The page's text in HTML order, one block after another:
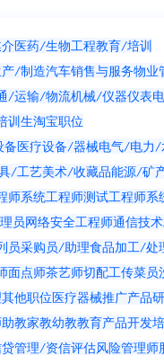
医药/生物工程教育/培训
/制造汽车销售与服务物业
/运输/物流机械/仪器仪表
训生淘宝职位
备医疗设备/器械电气/电力/
/工艺美术/收藏品能源/矿
师系统工程师测试工程师系
员网络安全工程师通信技
员采购员/助理食品加工/处
面点师茶艺师切配工传菜员
其他职位医疗器械推广产品
助教家教幼教教育产品开发
管理/资信评估风险管理师